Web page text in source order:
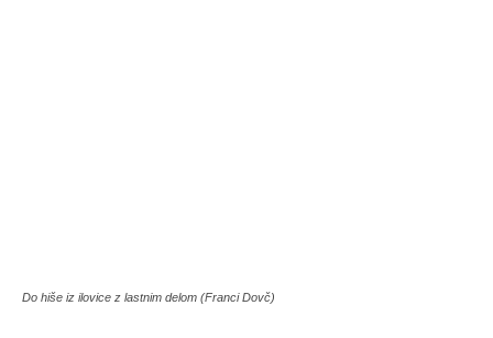
Do hiše iz ilovice z lastnim delom (Franci Dovč)